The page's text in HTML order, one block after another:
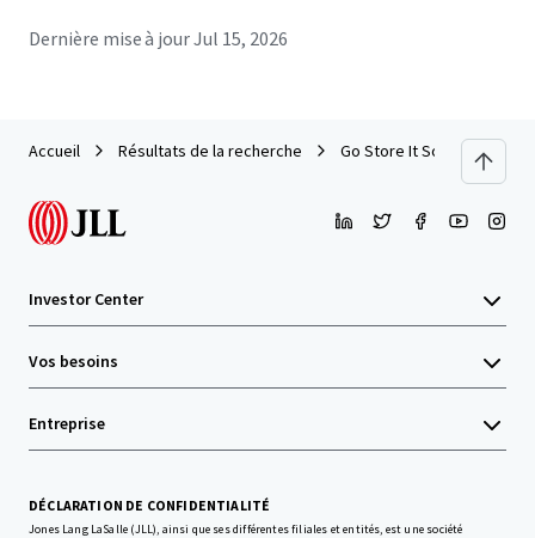
Dernière mise à jourJul 15, 2026
Accueil Résultats de la recherche Go Store It Southeastern
Investor Center
Vos besoins
Entreprise
DÉCLARATION DE CONFIDENTIALITÉ
Jones Lang LaSalle (JLL), ainsi que ses différentes filiales et entités, est une société